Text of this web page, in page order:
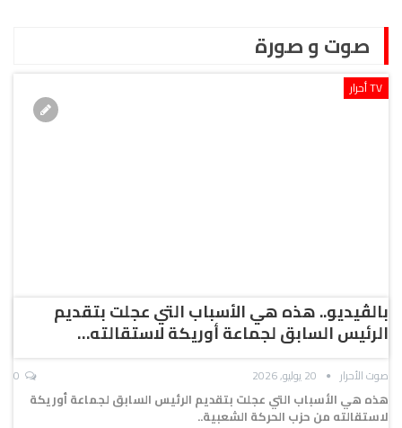
صوت و صورة
TV أحرار
بالڤيديو.. هذه هي الأسباب التي عجلت بتقديم
الرئيس السابق لجماعة أوريكة لاستقالته…
صوت الأحرار 20 يوليو, 2026
هذه هي الأسباب التي عجلت بتقديم الرئيس السابق لجماعة أوريكة
لاستقالته من حزب الحركة الشعبية..